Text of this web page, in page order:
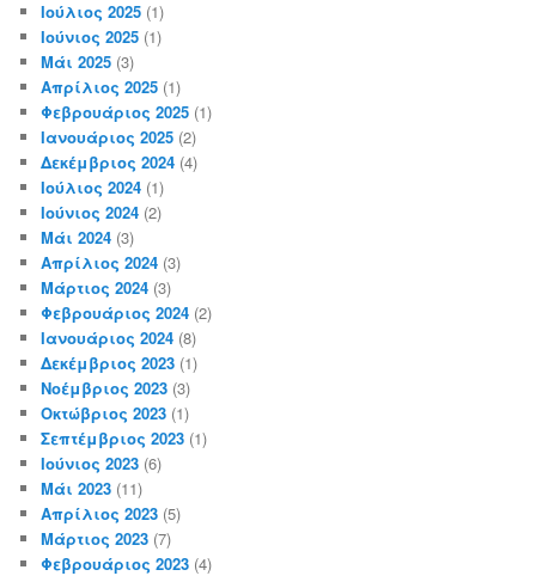
Ιούλιος 2025 (1)
Ιούνιος 2025 (1)
Μάι 2025 (3)
Απρίλιος 2025 (1)
Φεβρουάριος 2025 (1)
Ιανουάριος 2025 (2)
Δεκέμβριος 2024 (4)
Ιούλιος 2024 (1)
Ιούνιος 2024 (2)
Μάι 2024 (3)
Απρίλιος 2024 (3)
Μάρτιος 2024 (3)
Φεβρουάριος 2024 (2)
Ιανουάριος 2024 (8)
Δεκέμβριος 2023 (1)
Νοέμβριος 2023 (3)
Οκτώβριος 2023 (1)
Σεπτέμβριος 2023 (1)
Ιούνιος 2023 (6)
Μάι 2023 (11)
Απρίλιος 2023 (5)
Μάρτιος 2023 (7)
Φεβρουάριος 2023 (4)